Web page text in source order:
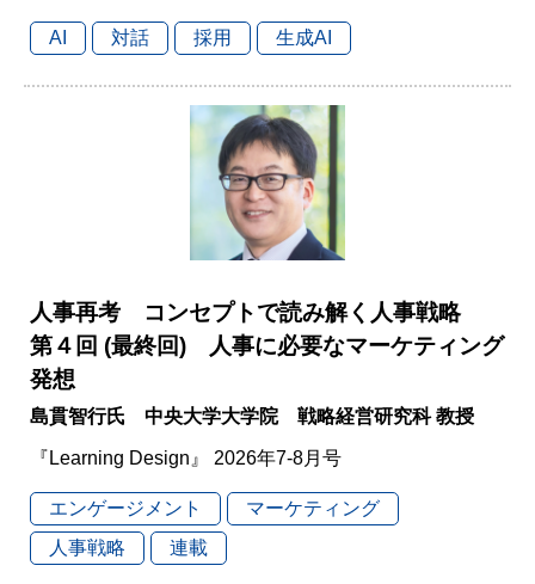
AI 対話 採用 生成AI
人事再考 コンセプトで読み解く人事戦略
第４回 (最終回) 人事に必要なマーケティング
発想
島貫智行氏 中央大学大学院 戦略経営研究科 教授
『Learning Design』 2026年7-8月号
エンゲージメント
マーケティング
人事戦略
連載